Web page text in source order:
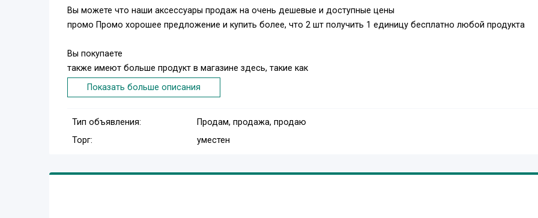
Вы можете что наши аксессуары продаж на очень дешевые и доступные цены
промо Промо хорошее предложение и купить более, что 2 шт получить 1 единицу бесплатно любой продукта
Вы покупаете
также имеют больше продукт в магазине здесь, такие как
MacBook Air 2013
Показать больше описания
Тип объявления:
Продам, продажа, продаю
Торг:
уместен